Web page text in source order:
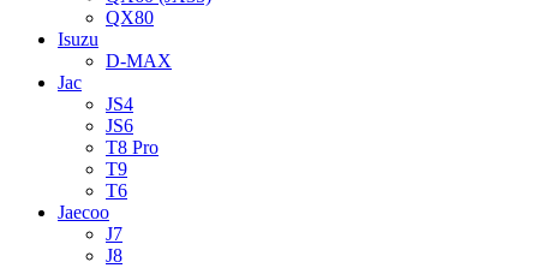
QX80
Isuzu
D-MAX
Jac
JS4
JS6
T8 Pro
T9
T6
Jaecoo
J7
J8